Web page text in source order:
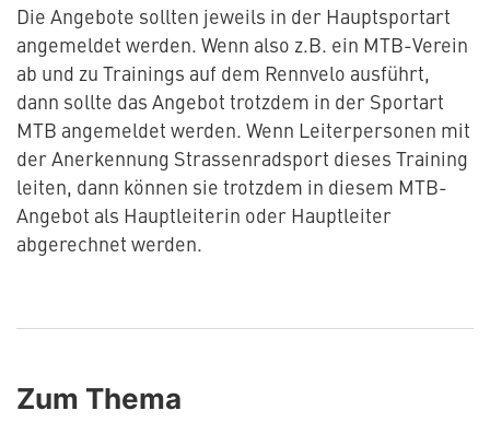
Die Angebote sollten jeweils in der Hauptsportart
angemeldet werden. Wenn also z.B. ein MTB-Verein
ab und zu Trainings auf dem Rennvelo ausführt,
dann sollte das Angebot trotzdem in der Sportart
MTB angemeldet werden. Wenn Leiterpersonen mit
der Anerkennung Strassenradsport dieses Training
leiten, dann können sie trotzdem in diesem MTB-
Angebot als Hauptleiterin oder Hauptleiter
abgerechnet werden.
Zum Thema